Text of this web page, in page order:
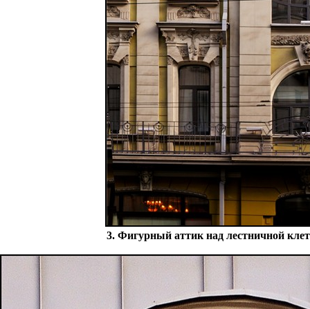
3. Фигурный аттик над лестничной